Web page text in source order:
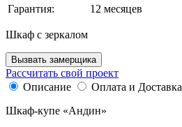
Гарантия:
12 месяцев
Шкаф с зеркалом
Вызвать замерщика
Рассчитать свой проект
Описание
Оплата и Доставка
Шкаф-купе «Андин»